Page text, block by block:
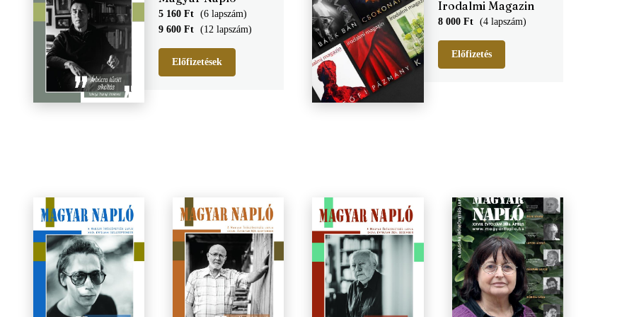
5 160 Ft
(6 lapszám)
9 600 Ft
(12 lapszám)
Előfizetések
Irodalmi Magazin
8 000 Ft (4 lapszám)
Előfizetés